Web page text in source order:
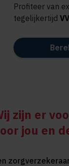
Profiteer van
tegelijkertijd
zijn er
jou en